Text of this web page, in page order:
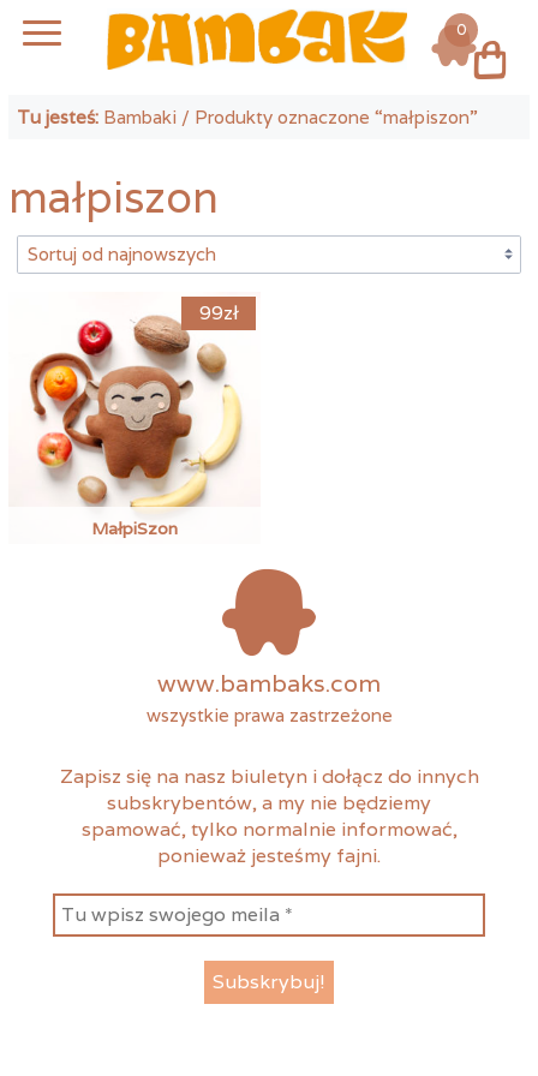
Tu jesteś: Bambaki / Produkty oznaczone “małpiszon”
małpiszon
MałpiSzon
99zł
www.bambaks.com
wszystkie prawa zastrzeżone
Zapisz się na nasz biuletyn i dołącz do innych
subskrybentów, a my nie będziemy
spamować, tylko normalnie informować,
ponieważ jesteśmy fajni.
Log in
0